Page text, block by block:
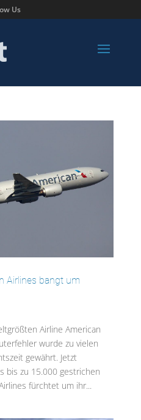
Us
Airlines bangt um
Airline American
wurde zu vielen
gewährt. Jetzt
bis zu 15.000 gestrichen
fürchtet um ihr...